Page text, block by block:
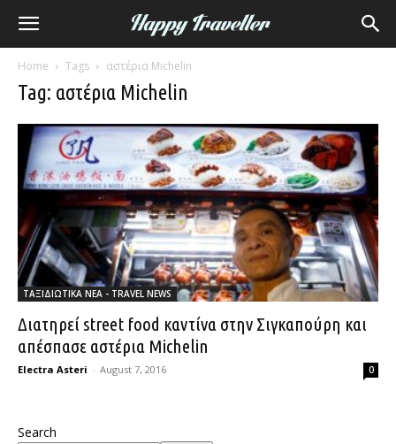
Home Tags αστέρια Michelin
Tag: αστέρια Michelin
ΤΑΞΙΔΙΩΤΙΚΑ ΝΕΑ - TRAVEL NEWS
Διατηρεί street food καντίνα στην Σιγκαπούρη και
απέσπασε αστέρια Michelin
Electra Asteri - August 7, 2016 0
Search